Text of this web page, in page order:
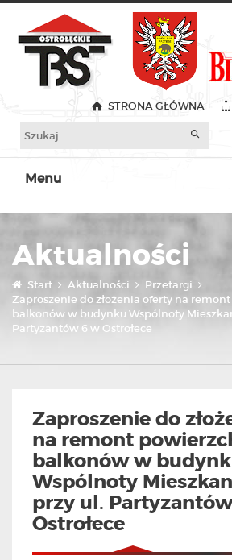
STRONA GŁÓWNA
Menu
Aktualności
Start Aktualności
Przetargi
Zaproszenie do złożenia oferty na
balkonów w budynku Wspólnoty
Partyzantów 6 w Ostrołece
Zaproszenie do
na remont
balkonów w
Wspólnoty
przy ul.
Ostrołece